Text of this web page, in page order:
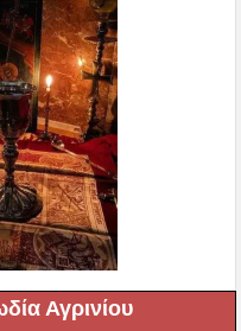
Αγρινίου